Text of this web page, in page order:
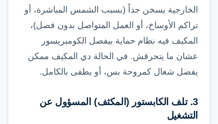
الخارجية يسخن جداً (بسبب الشمس المباشرة، أو
تراكم الأوساخ، أو العمل المتواصل بدون فصل)،
المكيف فيه نظام حماية بيفصل الكومبريسور
عشان ما يتحرقش. في الحالة دي المكيف ممكن
يفضل شغال كمروحة بس، أو يطفى بالكامل.
3. تلف الكابستور (المكثف) المسؤول عن
التشغيل